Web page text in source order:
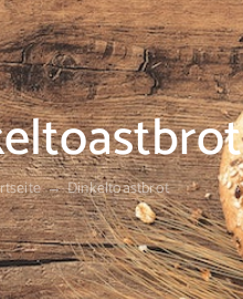
Dinkeltoastbrot